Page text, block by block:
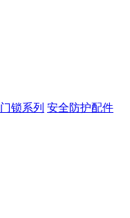
门锁系列 安全防护配件